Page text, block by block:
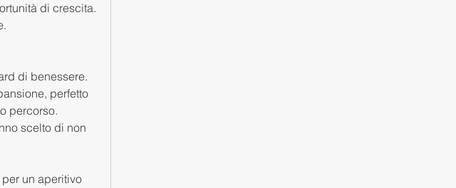
di crescita.
di benessere.
perfetto
percorso.
scelto di non
un aperitivo